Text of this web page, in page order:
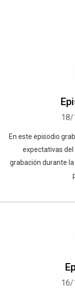
18/
En este episodio
expectativas
grabación durante
16/